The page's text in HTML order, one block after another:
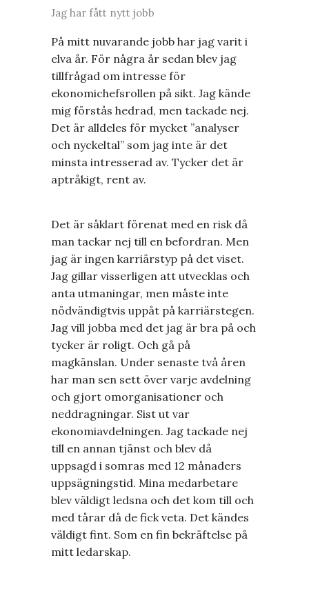
Jag har fått nytt jobb
På mitt nuvarande jobb har jag varit i
elva år. För några år sedan blev jag
tillfrågad om intresse för
ekonomichefsrollen på sikt. Jag kände
mig förstås hedrad, men tackade nej.
Det är alldeles för mycket ”analyser
och nyckeltal” som jag inte är det
minsta intresserad av. Tycker det är
aptråkigt, rent av.
Det är såklart förenat med en risk då
man tackar nej till en befordran. Men
jag är ingen karriärstyp på det viset.
Jag gillar visserligen att utvecklas och
anta utmaningar, men måste inte
nödvändigtvis uppåt på karriärstegen.
Jag vill jobba med det jag är bra på och
tycker är roligt. Och gå på
magkänslan. Under senaste två åren
har man sen sett över varje avdelning
och gjort omorganisationer och
neddragningar. Sist ut var
ekonomiavdelningen. Jag tackade nej
till en annan tjänst och blev då
uppsagd i somras med 12 månaders
uppsägningstid. Mina medarbetare
blev väldigt ledsna och det kom till och
med tårar då de fick veta. Det kändes
väldigt fint. Som en fin bekräftelse på
mitt ledarskap.